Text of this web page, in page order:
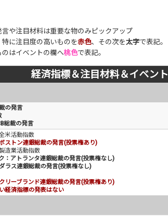
言や注目材料は重要な物のみピックアップ
特に注目度の高いものを赤色、その次を太字で表記。
のはイベントの欄へ桃色で表記。
経済指標＆注目材料＆イベント
の発言
総裁の発言
米活動指数
ストン連銀総裁の発言(投票権あり)
造業活動指数
：アトランタ連銀総裁の発言(投票権なし)
ラス連銀総裁の発言(投票権なし)
リーブランド連銀総裁の発言(投票権あり)
経済指標の発表はない